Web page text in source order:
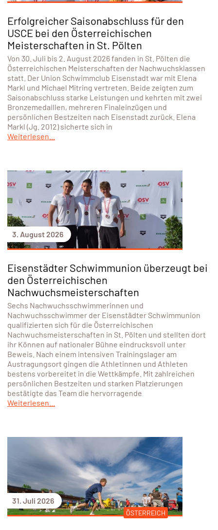
3. August 2026
Erfolgreicher Saisonabschluss für den
USCE bei den Österreichischen
Meisterschaften in St. Pölten
Von 30. Juli bis 2. August 2026 fanden in St. Pölten die
Österreichischen Meisterschaften der Nachwuchsklassen
statt. Der Union Schwimmclub Eisenstadt war mit Elena
Markl und Michael Mitring vertreten. Beide zeigten zum
Markl (Jg. 2012) sicherte sich in
Weiterlesen...
3. August 2026
Eisenstädter Schwimmunion überzeugt bei
den Österreichischen
Nachwuchsmeisterschaften
Sechs Nachwuchsschwimmerinnen und
Nachwuchsschwimmer der Eisenstädter Schwimmunion
qualifizierten sich für die Österreichischen
Nachwuchsmeisterschaften in St. Pölten und stellten dort
ihr Können auf nationaler Bühne eindrucksvoll unter
Beweis. Nach einem intensiven Trainingslager am
bestätigte das Team die hervorragende